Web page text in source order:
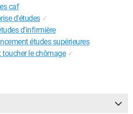
caf
d'études ✓
d'infirmière
études supérieures
toucher le chômage ✓